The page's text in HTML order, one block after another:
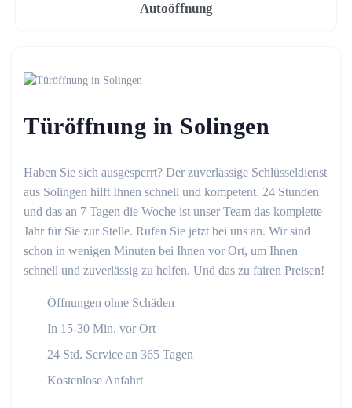
Autoöffnung
Türöffnung in Solingen
Haben Sie sich ausgesperrt? Der zuverlässige Schlüsseldienst
aus Solingen hilft Ihnen schnell und kompetent. 24 Stunden
und das an 7 Tagen die Woche ist unser Team das komplette
Jahr für Sie zur Stelle. Rufen Sie jetzt bei uns an. Wir sind
schon in wenigen Minuten bei Ihnen vor Ort, um Ihnen
schnell und zuverlässig zu helfen. Und das zu fairen Preisen!
Öffnungen ohne Schäden
In 15-30 Min. vor Ort
24 Std. Service an 365 Tagen
Kostenlose Anfahrt